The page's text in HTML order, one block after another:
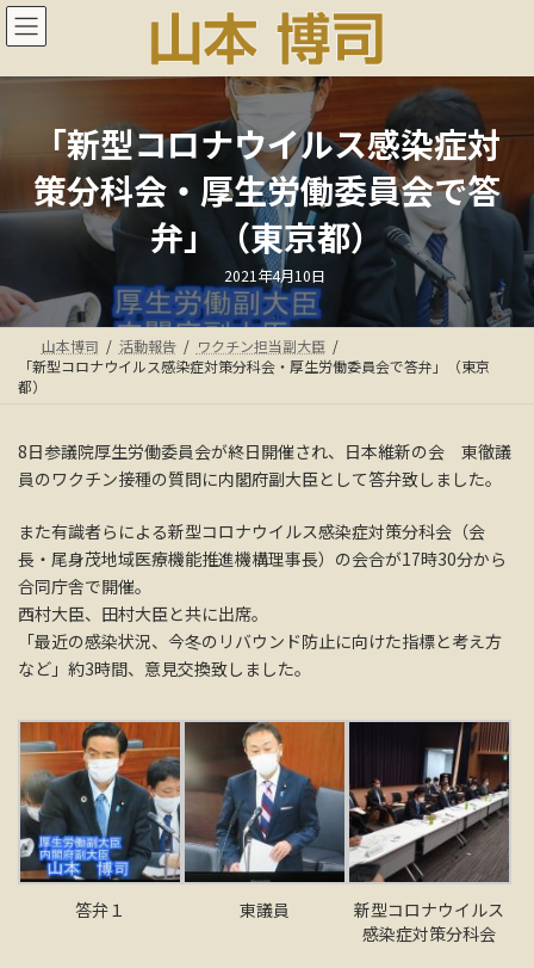
コ
ン
ン
プ
ナ
ビ
ー
動
「新型コロナウイルス感染症対
策分科会・厚生労働委員会で答
弁」（東京都）
最
終
更
新
日
時
:
2021年4月10日
山本博司 活動報告
ワクチン担当副大臣
「新型コロナウイルス感染症対策分科会・厚生労働委員会で答弁」（東京
都）
8日参議院厚生労働委員会が終日開催され、日本維新の会 東徹議
員のワクチン接種の質問に内閣府副大臣として答弁致しました。
また有識者らによる新型コロナウイルス感染症対策分科会（会
長・尾身茂地域医療機能推進機構理事長）の会合が17時30分から
合同庁舎で開催。
西村大臣、田村大臣と共に出席。
「最近の感染状況、今冬のリバウンド防止に向けた指標と考え方
など」約3時間、意見交換致しました。
答弁１ 東議員
新型コロナウイルス
感染症対策分科会